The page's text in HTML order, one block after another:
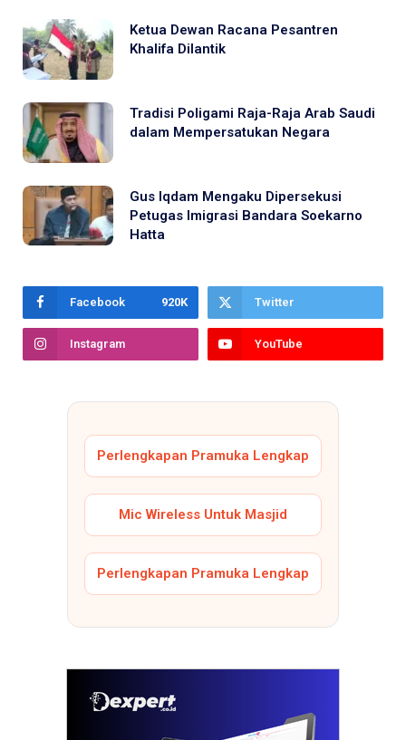
Ketua Dewan Racana Pesantren
Khalifa Dilantik
Tradisi Poligami Raja-Raja Arab Saudi
dalam Mempersatukan Negara
Gus Iqdam Mengaku Dipersekusi
Petugas Imigrasi Bandara Soekarno
Hatta
Facebook 920K Twitter
Instagram YouTube
Perlengkapan Pramuka Lengkap
Mic Wireless Untuk Masjid
Perlengkapan Pramuka Lengkap